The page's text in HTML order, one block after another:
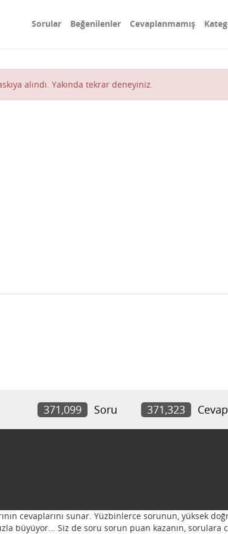
Sorular Beğenilenler Cevaplanmamış
alındı. Yakında tekrar deneyiniz.
371,099 Soru 371,323 Cevap
cevaplarını sunar. Yüzbinlerce sorunun, yüksek
büyüyor... Siz de soru sorun puan kazanın, sorulara